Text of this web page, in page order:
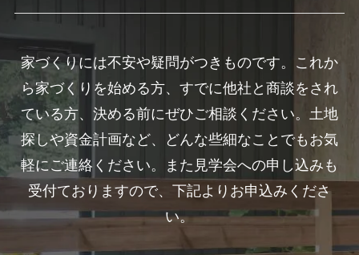
家づくりには不安や疑問がつきものです。これか
ら家づくりを始める方、すでに他社と商談をされ
ている方、決める前にぜひご相談ください。土地
探しや資金計画など、どんな些細なことでもお気
軽にご連絡ください。また見学会への申し込みも
受付ておりますので、下記よりお申込みくださ
い。